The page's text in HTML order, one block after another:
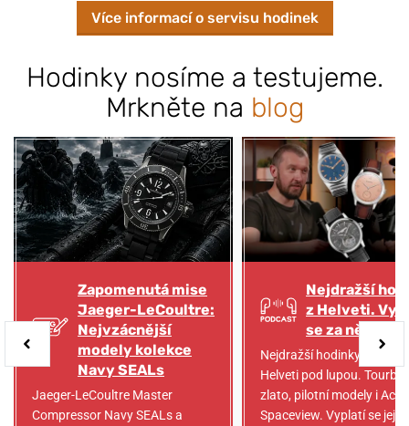
Více informací o servisu hodinek
Hodinky nosíme a testujeme.
Mrkněte na blog
Zapomenutá mise
Jaeger-LeCoultre:
Nejvzácnější
modely kolekce
Navy SEALs
Jaeger-LeCoultre Master
Compressor Navy SEALs a
Nejdražší
z Helveti.
se za ně
Nejdražší hodinky z
Helveti pod lupou.
zlato, pilotní modely i
Spaceview. Vyplatí se